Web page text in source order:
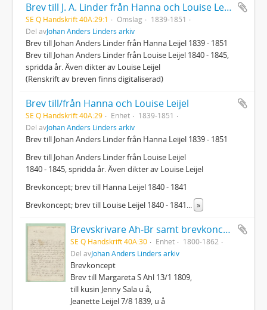
Brev till J. A. Linder från Hanna och Louise Leijel
SE Q Handskrift 40A:29:1 Omslag
1839-1851
Del avJohan Anders Linders arkiv
Brev till Johan Anders Linder från Hanna Leijel 1839 - 1851
Brev till Johan Anders Linder från Louise Leijel 1840 - 1845,
spridda år. Även dikter av Louise Leijel
(Renskrift av breven finns digitaliserad)
Brev till/från Hanna och Louise Leijel
SE Q Handskrift 40A:29 Enhet
1839-1851
Del avJohan Anders Linders arkiv
Brev till Johan Anders Linder från Hanna Leijel 1839 - 1851
Brev till Johan Anders Linder från Louise Leijel
1840 - 1845, spridda år. Även dikter av Louise Leijel
Brevkoncept; brev till Hanna Leijel 1840 - 1841
Brevkoncept; brev till Louise Leijel 1840 - 1841
»
Brevskrivare Ah-Br samt brevkoncept
SE Q Handskrift 40A:30 Enhet
1800-1862
Del avJohan Anders Linders arkiv
Brevkoncept
Brev till Margareta S Ahl 13/1 1809,
till kusin Jenny Sala u å,
Jeanette Leijel 7/8 1839, u å